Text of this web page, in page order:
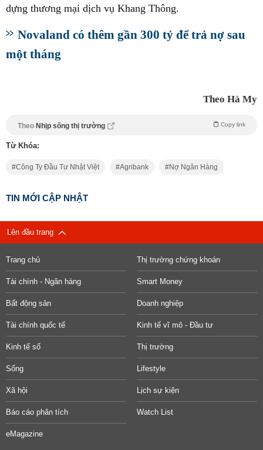
dựng thương mại dịch vụ Khang Thông.
Novaland có thêm gần 300 tỷ để trả nợ sau
một tháng
Theo Hà My
Theo Nhịp sống thị trường Copy link
Từ Khóa:
Công Ty Đầu Tư Nhật Việt Agribank Nợ Ngân Hàng
TIN MỚI CẬP NHẬT
Lên đầu trang
Trang chủ Thị trường chứng khoán
Tài chính - Ngân hàng Smart Money
Bất động sản Doanh nghiệp
Tài chính quốc tế Kinh tế vĩ mô - Đầu tư
Kinh tế số Thị trường
Sống Lifestyle
Xã hội Lịch sự kiện
Báo cáo phân tích Watch List
eMagazine